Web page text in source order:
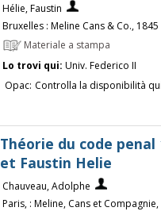
Hélie, Faustin
Bruxelles : Meline Cans & Co., 1845
Materiale a stampa
Lo trovi qui: Univ. Federico II
Opac: Controlla la disponibilità
Théorie du code
et Faustin Helie
Chauveau, Adolphe
Paris, : Meline, Cans et